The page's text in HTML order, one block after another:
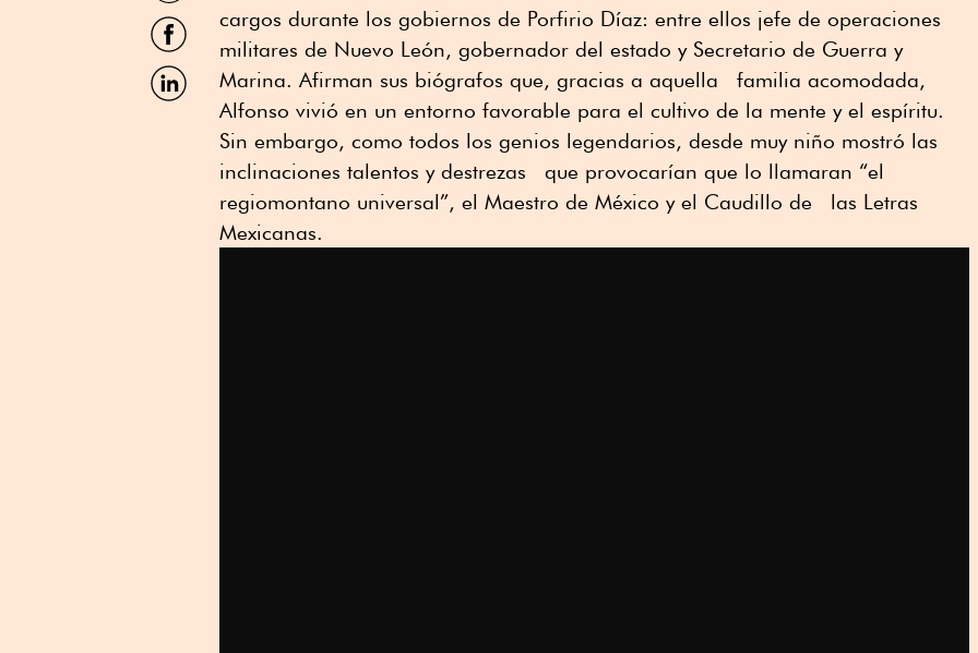
Twitter
Compartir
por
Facebook
Compartir
por
cargos durante los gobiernos de Porfirio Díaz: entre ellos jefe de operaciones
militares de Nuevo León, gobernador del estado y Secretario de Guerra y
Marina. Afirman sus biógrafos que, gracias a aquella familia acomodada,
Alfonso vivió en un entorno favorable para el cultivo de la mente y el espíritu.
Sin embargo, como todos los genios legendarios, desde muy niño mostró las
inclinaciones talentos y destrezas que provocarían que lo llamaran “el
regiomontano universal”, el Maestro de México y el Caudillo de las Letras
Mexicanas.